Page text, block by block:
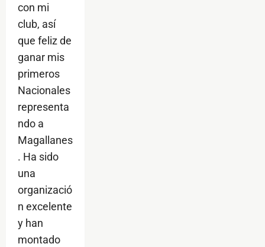
con mi
club, así
que feliz de
ganar mis
primeros
Nacionales
representa
ndo a
Magallanes
. Ha sido
una
organizació
n excelente
y han
montado